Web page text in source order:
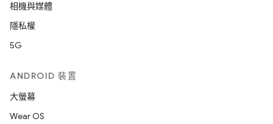
相機與媒體
隱私權
5G
ANDROID 裝置
大螢幕
Wear OS